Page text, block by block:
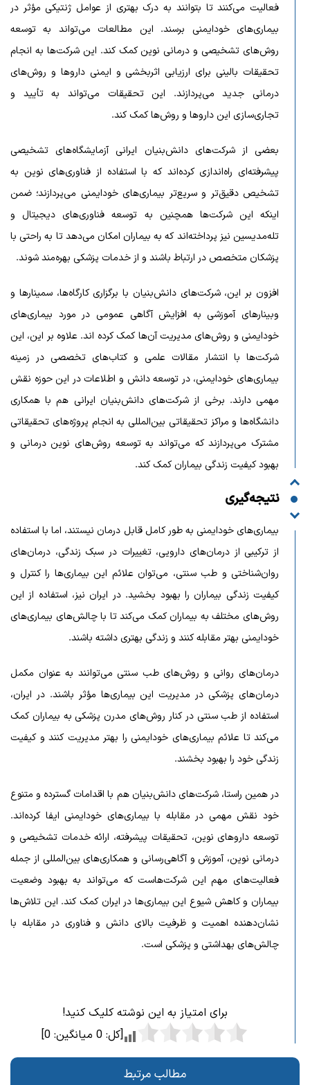
فعالیت می‌کنند تا بتوانند به درک بهتری از عوامل ژنتیکی مؤثر در
بیماری‌های خودایمنی برسند. این مطالعات می‌تواند به توسعه
روش‌های تشخیصی و درمانی نوین کمک کند. این شرکت‌ها به انجام
تحقیقات بالینی برای ارزیابی اثربخشی و ایمنی داروها و روش‌های
درمانی جدید می‌پردازند. این تحقیقات می‌تواند به تأیید و
تجاری‌سازی این داروها و روش‌ها کمک کند.
بعضی از شرکت‌های دانش‌بنیان ایرانی آزمایشگاه‌های تشخیصی
پیشرفته‌ای راه‌اندازی کرده‌اند که با استفاده از فناوری‌های نوین به
تشخیص دقیق‌تر و سریع‌تر بیماری‌های خودایمنی می‌پردازند؛ ضمن
اینکه این شرکت‌ها همچنین به توسعه فناوری‌های دیجیتال و
تله‌مدیسین نیز پرداخته‌اند که به بیماران امکان می‌دهد تا به راحتی با
پزشکان متخصص در ارتباط باشند و از خدمات پزشکی بهره‌مند شوند.
افزون بر این، شرکت‌های دانش‌بنیان با برگزاری کارگاه‌ها، سمینارها و
وبینارهای آموزشی به افزایش آگاهی عمومی در مورد بیماری‌های
خودایمنی و روش‌های مدیریت آن‌ها کمک کرده اند. علاوه بر این، این
شرکت‌ها با انتشار مقالات علمی و کتاب‌های تخصصی در زمینه
بیماری‌های خودایمنی، در توسعه دانش و اطلاعات در این حوزه نقش
مهمی دارند. برخی از شرکت‌های دانش‌بنیان ایرانی هم با همکاری
دانشگاه‌ها و مراکز تحقیقاتی بین‌المللی به انجام پروژه‌های تحقیقاتی
مشترک می‌پردازند که می‌تواند به توسعه روش‌های نوین درمانی و
بهبود کیفیت زندگی بیماران کمک کند.
نتیجه‌گیری
بیماری‌های خودایمنی به طور کامل قابل درمان نیستند، اما با استفاده
از ترکیبی از درمان‌های دارویی، تغییرات در سبک زندگی، درمان‌های
روان‌شناختی و طب سنتی، می‌توان علائم این بیماری‌ها را کنترل و
کیفیت زندگی بیماران را بهبود بخشید. در ایران نیز، استفاده از این
روش‌های مختلف به بیماران کمک می‌کند تا با چالش‌های بیماری‌های
خودایمنی بهتر مقابله کنند و زندگی بهتری داشته باشند.
درمان‌های روانی و روش‌های طب سنتی می‌توانند به عنوان مکمل
درمان‌های پزشکی در مدیریت این بیماری‌ها مؤثر باشند. در ایران،
استفاده از طب سنتی در کنار روش‌های مدرن پزشکی به بیماران کمک
می‌کند تا علائم بیماری‌های خودایمنی را بهتر مدیریت کنند و کیفیت
زندگی خود را بهبود بخشند.
در همین راستا، شرکت‌های دانش‌بنیان هم با اقدامات گسترده و متنوع
خود نقش مهمی در مقابله با بیماری‌های خودایمنی ایفا کرده‌اند.
توسعه داروهای نوین، تحقیقات پیشرفته، ارائه خدمات تشخیصی و
درمانی نوین، آموزش و آگاهی‌رسانی و همکاری‌های بین‌المللی از جمله
فعالیت‌های مهم این شرکت‌هاست که می‌تواند به بهبود وضعیت
بیماران و کاهش شیوع این بیماری‌ها در ایران کمک کند. این تلاش‌ها
نشان‌دهنده اهمیت و ظرفیت بالای دانش و فناوری در مقابله با
چالش‌های بهداشتی و پزشکی است.
برای امتیاز به این نوشته کلیک کنید!
[کل: 0میانگین: 0
]
مطالب مرتبط